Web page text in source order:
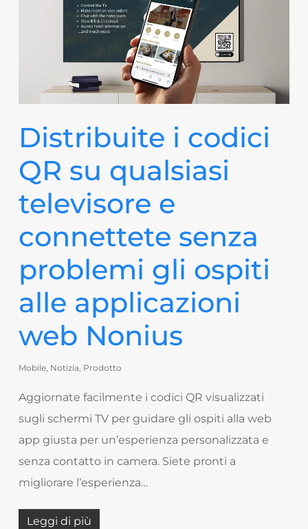
Distribuite i codici
QR su qualsiasi
televisore e
connettete senza
problemi gli ospiti
alle applicazioni
web Nonius
Mobile, Notizia, Prodotto
Aggiornate facilmente i codici QR visualizzati
sugli schermi TV per guidare gli ospiti alla web
app giusta per un’esperienza personalizzata e
senza contatto in camera. Siete pronti a
migliorare l’esperienza…
Leggi di più